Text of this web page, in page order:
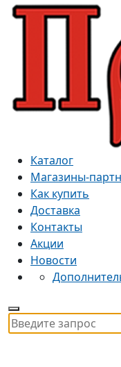
Каталог
Магазины-
Как купить
Доставка
Контакты
Акции
Новости